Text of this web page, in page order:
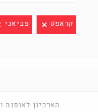
קראפט פביאני
הארכיון